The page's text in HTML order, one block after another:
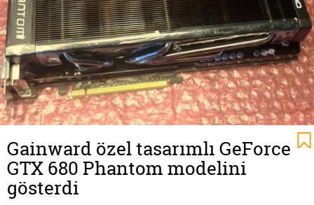
Gainward özel tasarımlı GeForce
GTX 680 Phantom modelini
gösterdi